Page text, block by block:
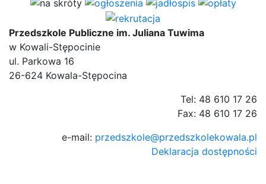
Przedszkole Publiczne im. Juliana Tuwima
w Kowali-Stępocinie
ul. Parkowa 16
26-624 Kowala-Stępocina
Tel: 48 610 17 26
Fax: 48 610 17 26
e-mail: przedszkole@przedszkolekowala.pl
Deklaracja dostępności